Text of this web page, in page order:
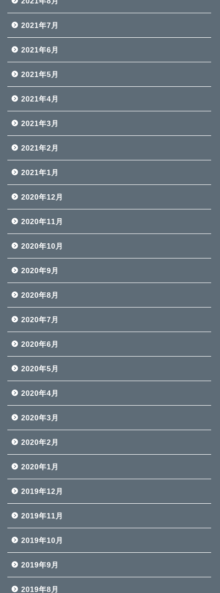
2021年7月
2021年6月
2021年5月
2021年4月
2021年3月
2021年2月
2021年1月
2020年12月
2020年11月
2020年10月
2020年9月
2020年8月
2020年7月
2020年6月
2020年5月
2020年4月
2020年3月
2020年2月
2020年1月
2019年12月
2019年11月
2019年10月
2019年9月
2019年8月